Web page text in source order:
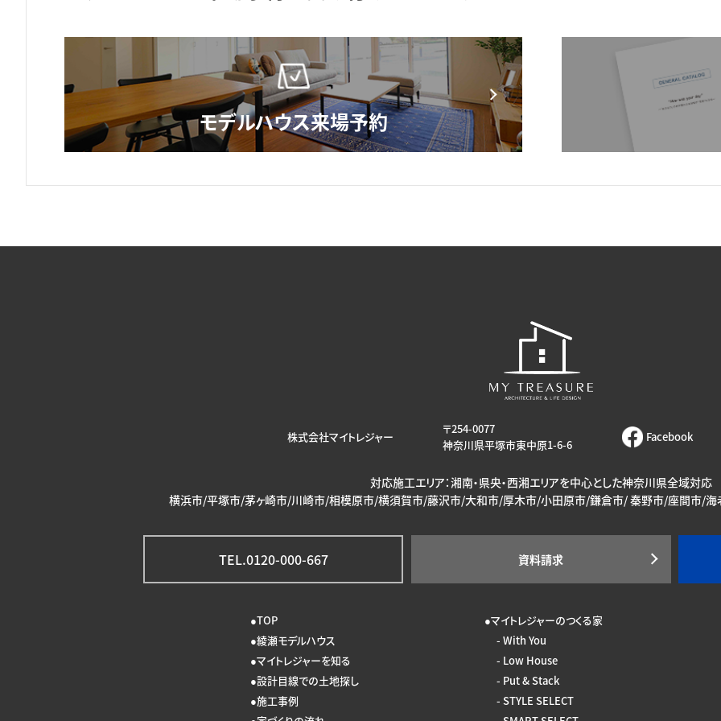
株式会社マイトレジャー
〒254-0077
神奈川県平塚市東中原1-6-6
Facebook
対応施工エリア：湘南・県央・西湘エリアを中心とした神奈川県全域対応
横浜市/平塚市/茅ヶ崎市/川崎市/相模原市/横須賀市/藤沢市/大和市/厚木市/小田原市/鎌倉市/ 秦野市/座間市/
TEL.0120-000-667 資料請求
TOP
綾瀬モデルハウス
マイトレジャーを知る
設計目線での土地探し
施工事例
マイトレジャーのつくる家
With You
Low House
Put & Stack
STYLE SELECT